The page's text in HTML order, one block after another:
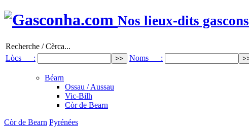
Nos lieux-dits gascons
Recherche / Cèrca...
Lòcs :
Noms :
Béarn
Ossau / Aussau
Vic-Bilh
Còr de Bearn
Còr de Bearn Pyrénées